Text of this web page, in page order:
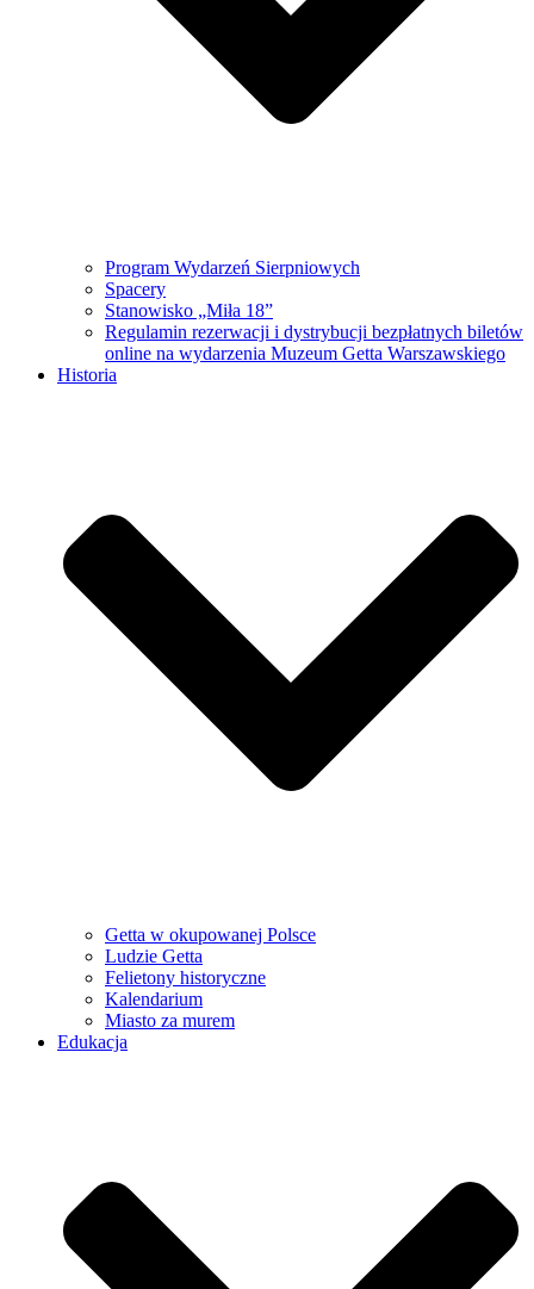
Program Wydarzeń Sierpniowych
Spacery
Stanowisko „Miła 18”
Regulamin rezerwacji i dystrybucji bezpłatnych biletów
online na wydarzenia Muzeum Getta Warszawskiego
Historia
Getta w okupowanej Polsce
Ludzie Getta
Felietony historyczne
Kalendarium
Miasto za murem
Edukacja